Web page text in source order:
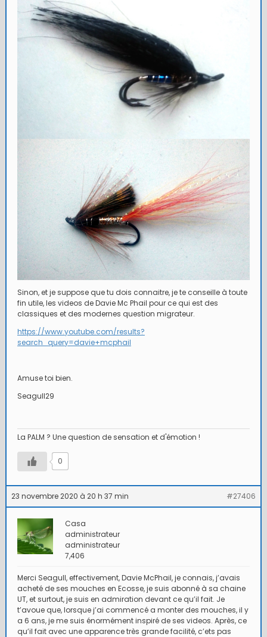
Sinon, et je suppose que tu dois connaitre, je te conseille à toute
fin utile, les videos de Davie Mc Phail pour ce qui est des
classiques et des modernes question migrateur.
https://www.youtube.com/results?
search_query=davie+mcphail
Amuse toi bien.
Seagull29
La PALM ? Une question de sensation et d'émotion !
0
23 novembre 2020 à 20 h 37 min #27406
Casa
administrateur
administrateur
7,406
Merci Seagull, effectivement, Davie McPhail, je connais, j’avais
acheté de ses mouches en Ecosse, je suis abonné à sa chaine
UT, et surtout, je suis en admiration devant ce qu’il fait. Je
t’avoue que, lorsque j’ai commencé a monter des mouches, il y
a 6 ans, je me suis énormément inspiré de ses videos. Après, ce
qu’il fait avec une apparence très grande facilité, c’ets pas